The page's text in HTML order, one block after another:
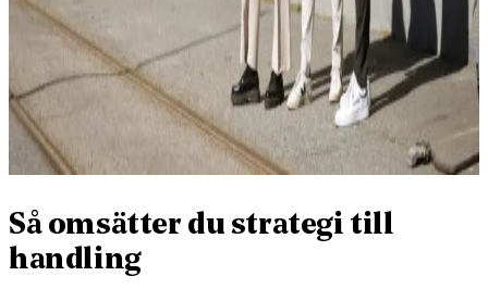
Så omsätter du strategi till
handling